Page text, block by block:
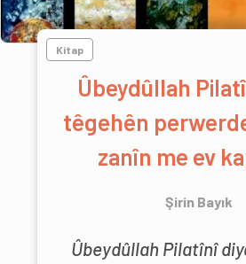
Kitap
Ûbeydûllah
têgehên
zanîn me ev
Şirin Bayık
Ûbeydûllah Pilatînî